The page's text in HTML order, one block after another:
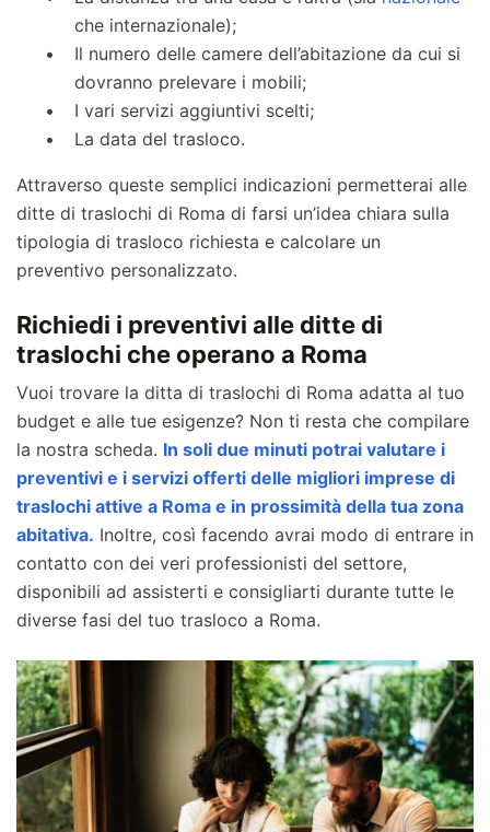
che internazionale);
Il numero delle camere dell’abitazione da cui si
dovranno prelevare i mobili;
I vari servizi aggiuntivi scelti;
La data del trasloco.
Attraverso queste semplici indicazioni permetterai alle
ditte di traslochi di Roma di farsi un’idea chiara sulla
tipologia di trasloco richiesta e calcolare un
preventivo personalizzato.
Richiedi i preventivi alle ditte di
traslochi che operano a Roma
Vuoi trovare la ditta di traslochi di Roma adatta al tuo
budget e alle tue esigenze? Non ti resta che compilare
la nostra scheda. In soli due minuti potrai valutare i
preventivi e i servizi offerti delle migliori imprese di
traslochi attive a Roma e in prossimità della tua zona
abitativa. Inoltre, così facendo avrai modo di entrare in
contatto con dei veri professionisti del settore,
disponibili ad assisterti e consigliarti durante tutte le
diverse fasi del tuo trasloco a Roma.